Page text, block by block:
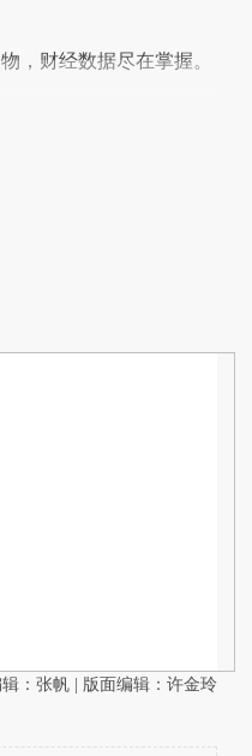
，财经数据尽在掌握。
：张帆 | 版面编辑：许金玲